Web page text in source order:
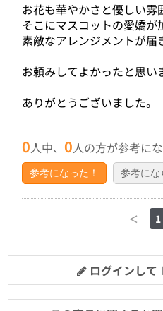
お花も華やかさと優しい雰
そこにマスコットの愛嬌が
素敵なアレンジメントが届
お頼みしてよかったと思い
ありがとうございました。
0人中、0人の方が参考に
参考になった！ 参考にな
＜ 1
ログインして